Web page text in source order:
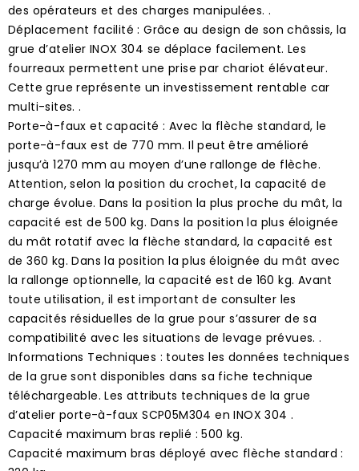
des opérateurs et des charges manipulées. .
Déplacement facilité : Grâce au design de son châssis, la
grue d’atelier INOX 304 se déplace facilement. Les
fourreaux permettent une prise par chariot élévateur.
Cette grue représente un investissement rentable car
multi-sites. .
Porte-à-faux et capacité : Avec la flèche standard, le
porte-à-faux est de 770 mm. Il peut être amélioré
jusqu’à 1270 mm au moyen d’une rallonge de flèche.
Attention, selon la position du crochet, la capacité de
charge évolue. Dans la position la plus proche du mât, la
capacité est de 500 kg. Dans la position la plus éloignée
du mât rotatif avec la flèche standard, la capacité est
de 360 kg. Dans la position la plus éloignée du mât avec
la rallonge optionnelle, la capacité est de 160 kg. Avant
toute utilisation, il est important de consulter les
capacités résiduelles de la grue pour s’assurer de sa
compatibilité avec les situations de levage prévues. .
Informations Techniques : toutes les données techniques
de la grue sont disponibles dans sa fiche technique
téléchargeable. Les attributs techniques de la grue
d’atelier porte-à-faux SCP05M304 en INOX 304 .
Capacité maximum bras replié : 500 kg.
Capacité maximum bras déployé avec flèche standard :